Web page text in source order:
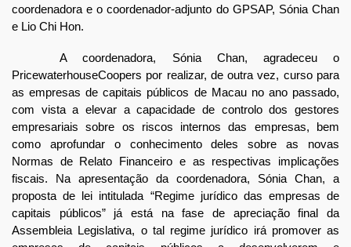
coordenadora e o coordenador-adjunto do GPSAP, Sónia Chan
e Lio Chi Hon.
A coordenadora, Sónia Chan, agradeceu o
PricewaterhouseCoopers por realizar, de outra vez, curso para
as empresas de capitais públicos de Macau no ano passado,
com vista a elevar a capacidade de controlo dos gestores
empresariais sobre os riscos internos das empresas, bem
como aprofundar o conhecimento deles sobre as novas
Normas de Relato Financeiro e as respectivas implicações
fiscais. Na apresentação da coordenadora, Sónia Chan, a
proposta de lei intitulada “Regime jurídico das empresas de
capitais públicos” já está na fase de apreciação final da
Assembleia Legislativa, o tal regime jurídico irá promover as